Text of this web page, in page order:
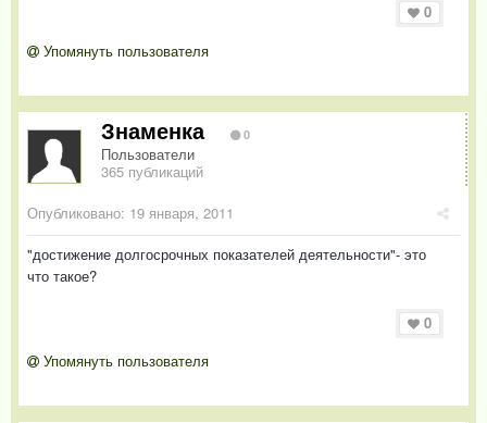
0
Упомянуть пользователя
Знаменка 0
Пользователи
365 публикаций
Опубликовано: 19 января, 2011
"достижение долгосрочных показателей деятельности"- это
что такое?
0
Упомянуть пользователя